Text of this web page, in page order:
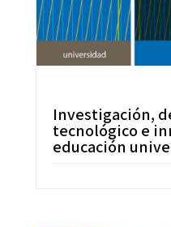
Investigación,
tecnológico e
educación